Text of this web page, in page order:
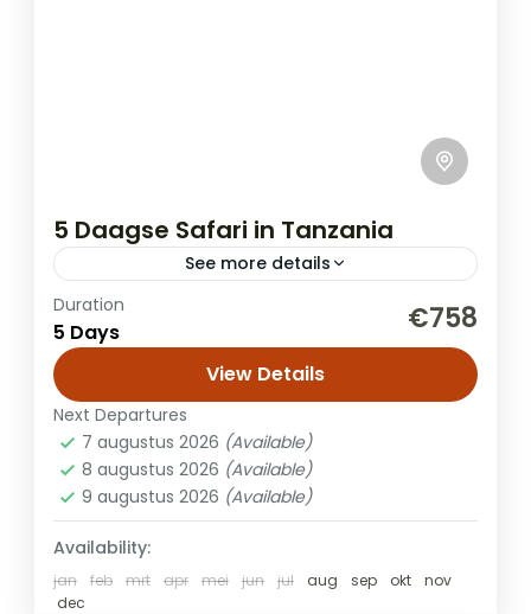
5 Daagse Safari in Tanzania
See more details
Tijdens je reis door Tanzania ontdek je een
reeks adembenemende landschappen en
diverse natuurparken. In Arusha National
Park bewonder je savannes, bossen, en
meren met...
Safari
Duration
5 Days €758
View Details
Next Departures
7 augustus 2026 (Available)
8 augustus 2026 (Available)
9 augustus 2026 (Available)
Availability:
jan feb mrt apr mei jun jul aug sep okt
nov
dec